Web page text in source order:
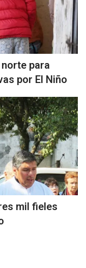
para
por El Niño
mil fieles